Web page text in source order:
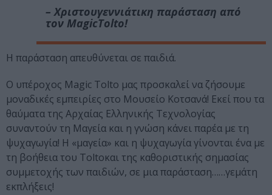
– Χριστουγεννιάτικη παράσταση από
τον MagicTolto!
Η παράσταση απευθύνεται σε παιδιά.
Ο υπέροχος Magic Tolto μας προσκαλεί να ζήσουμε
μοναδικές εμπειρίες στο Μουσείο Κοτσανά! Εκεί που τα
θαύματα της Αρχαίας Ελληνικής Τεχνολογίας
συναντούν τη Μαγεία και η γνώση κάνει παρέα με τη
ψυχαγωγία! Η «μαγεία» και η ψυχαγωγία γίνονται ένα με
τη βοήθεια του Toltoκαι της καθοριστικής σημασίας
συμμετοχής των παιδιών, σε μια παράσταση……γεμάτη
εκπλήξεις!